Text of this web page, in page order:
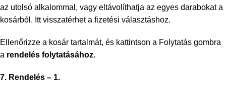
az utolsó alkalommal, vagy eltávolíthatja az egyes darabokat a
kosárból. Itt visszatérhet a fizetési választáshoz.
Ellenőrizze a kosár tartalmát, és kattintson a Folytatás gombra
a rendelés folytatásához.
7. Rendelés – 1.